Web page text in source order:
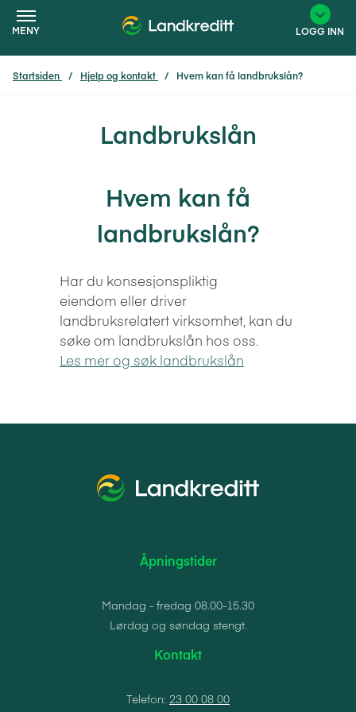
MENY LOGG INN
Startsiden Hjelp og kontakt Hvem kan få landbrukslån?
Landbrukslån
Hvem kan få
landbrukslån?
Har du konsesjonspliktig
eiendom eller driver
landbruksrelatert virksomhet, kan du
søke om landbrukslån hos oss.
Les mer og søk landbrukslån
Åpningstider
Mandag - fredag 08.00-15.30
Lørdag og søndag stengt.
Kontakt
Telefon: 23 00 08 00